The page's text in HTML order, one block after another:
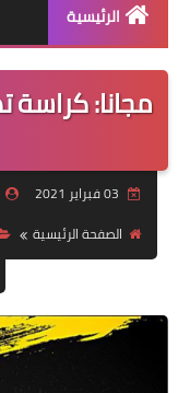
الرئيسية
الصفحة الرئيسية